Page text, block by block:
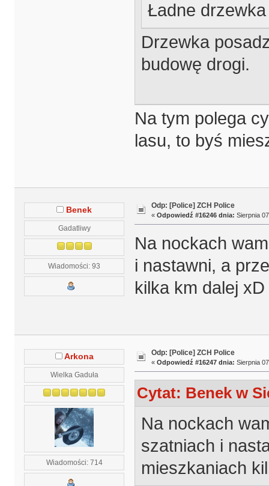
Ładne drzewka
Drzewka
budowę drogi.
Na tym polega
lasu, to byś
Benek
Gadatliwy
Wiadomości: 93
Odp: [Police] ZCH Police
« Odpowiedź #16246 dnia: Sierpnia
Na nockach
i nastawni, a
kilka km dalej xD
Arkona
Wielka Gaduła
Wiadomości: 714
Odp: [Police] ZCH Police
« Odpowiedź #16247 dnia: Sierpnia
Cytat: Benek w
Na nockach
szatniach i
mieszkaniach